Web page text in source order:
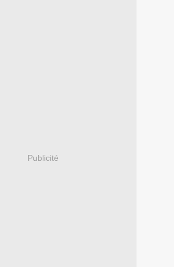
Publicité